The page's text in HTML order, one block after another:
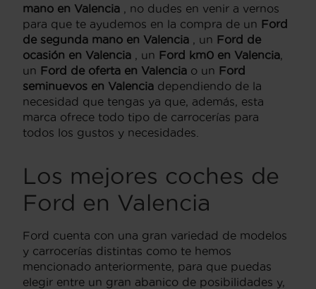
mano en Valencia , no dudes en venir a vernos
para que te ayudemos en la compra de un Ford
de segunda mano en Valencia , un Ford de
ocasión en Valencia , un Ford km0 en Valencia
un Ford de oferta en Valencia o un Ford
seminuevos en Valencia dependiendo de la
necesidad que tengas ya que, además, esta
marca ofrece todo tipo de carrocerías para
todos los gustos y necesidades.
Los mejores coches de
Ford en Valencia
Ford cuenta con una gran variedad de modelos
y carrocerías distintas como te hemos
mencionado anteriormente, para que puedas
elegir entre un gran abanico de posibilidades y,